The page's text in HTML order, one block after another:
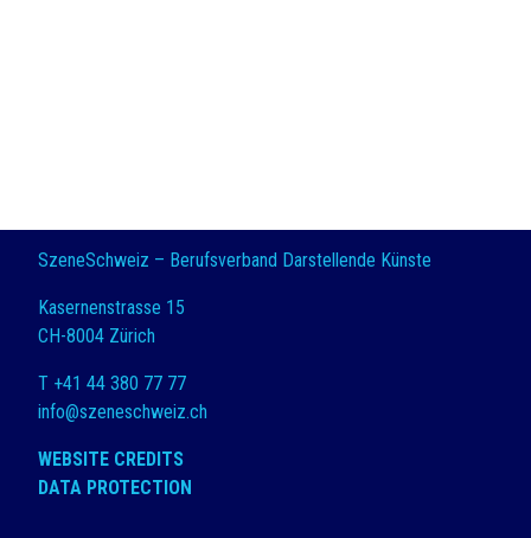
SzeneSchweiz – Berufsverband Darstellende Künste
Kasernenstrasse 15
CH-8004 Zürich
T +41 44 380 77 77
info@szeneschweiz.ch
WEBSITE CREDITS
DATA PROTECTION